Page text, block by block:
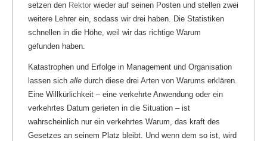
setzen den Rektor wieder auf seinen Posten und stellen zwei
weitere Lehrer ein, sodass wir drei haben. Die Statistiken
schnellen in die Höhe, weil wir das richtige Warum
gefunden haben.
Katastrophen und Erfolge in Management und Organisation
lassen sich alle durch diese drei Arten von Warums erklären.
Eine Willkürlichkeit – eine verkehrte Anwendung oder ein
verkehrtes Datum gerieten in die Situation – ist
wahrscheinlich nur ein verkehrtes Warum, das kraft des
Gesetzes an seinem Platz bleibt. Und wenn dem so ist, wird